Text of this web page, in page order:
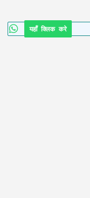
यहाँ क्लिक करे